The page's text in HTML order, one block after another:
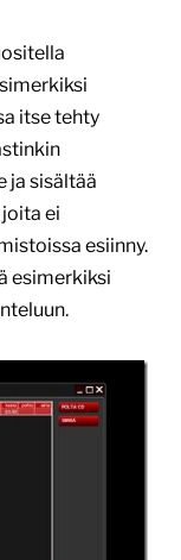
itse tehty
ja sisältää
ei
esiinny.
esimerkiksi